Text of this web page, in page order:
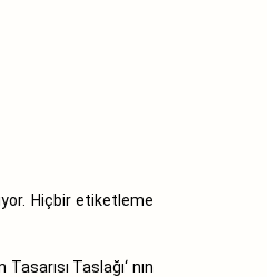
Hiçbir etiketleme
Taslağı‘ nın